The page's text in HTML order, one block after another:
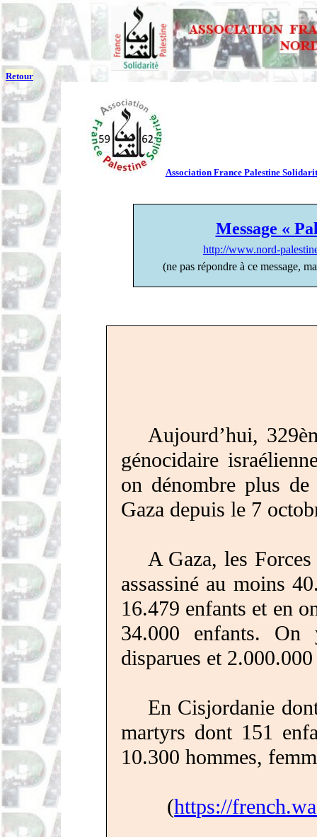
Retour
Association France Palestine
Message «
http://www.nord-
(ne pas répondre à ce message,
Aujourd’hui,
génocidaire
on dénombre plus
Gaza depuis le 7
A Gaza, les
assassiné au moins
16.479 enfants et en
34.000 enfants. On
disparues et
En Cisjordanie
martyrs dont 151
10.300 hommes,
(https://